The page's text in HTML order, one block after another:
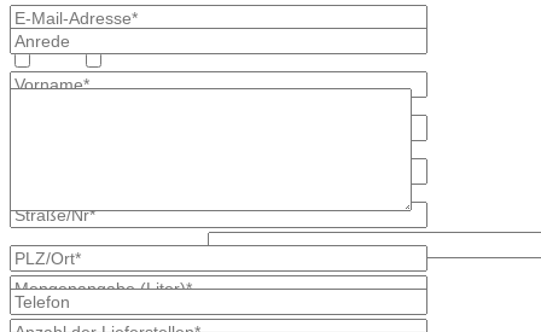
Was ist größer, 7 oder 9?